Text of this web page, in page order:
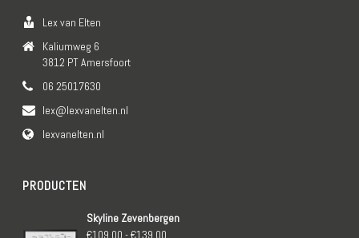
Lex van Elten
Kaliumweg 6
3812 PT Amersfoort
06 25017630
lex@lexvanelten.nl
lexvanelten.nl
PRODUCTEN
Skyline Zevenbergen
€109.00 -€139.00